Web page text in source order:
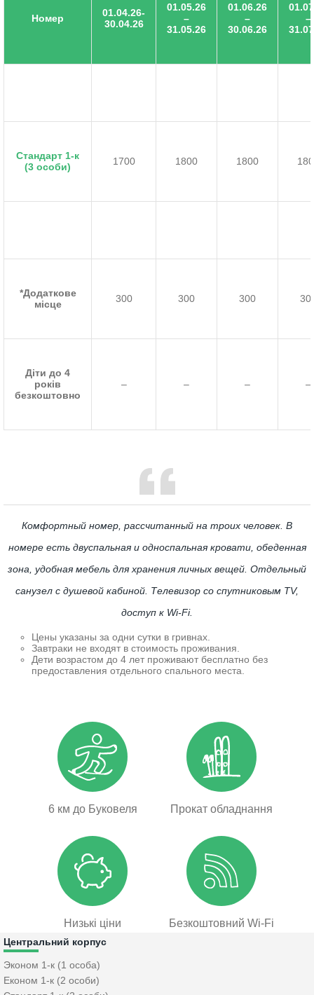
Номер
01.04.26-
30.04.26
01.05.26
–
31.05.26
01.06.26
–
30.06.26
–
Стандарт 1-к
(3 особи)
1700 1800 1800
*Додаткове
місце
300 300 300
Діти до 4
років
безкоштовно
– – – –
Комфортный номер, рассчитанный на троих человек. В
номере есть двуспальная и односпальная кровати, обеденная
зона, удобная мебель для хранения личных вещей. Отдельный
санузел с душевой кабиной. Телевизор со спутниковым TV,
доступ к Wi-Fi.
Цены указаны за одни сутки в гривнах.
Завтраки не входят в стоимость проживания.
Дети возрастом до 4 лет проживают бесплатно без
предоставления отдельного спального места.
6 км до Буковеля Прокат обладнання
Низькі ціни Безкоштовний Wi-Fi
Центральний корпус
Эконом 1-к (1 особа)
Економ 1-к (2 особи)